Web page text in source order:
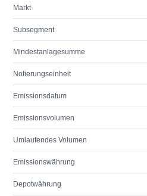
Markt
Subsegment
Mindestanlagesumme
Notierungseinheit
Emissionsdatum
Emissionsvolumen
Umlaufendes Volumen
Emissionswährung
Depotwährung